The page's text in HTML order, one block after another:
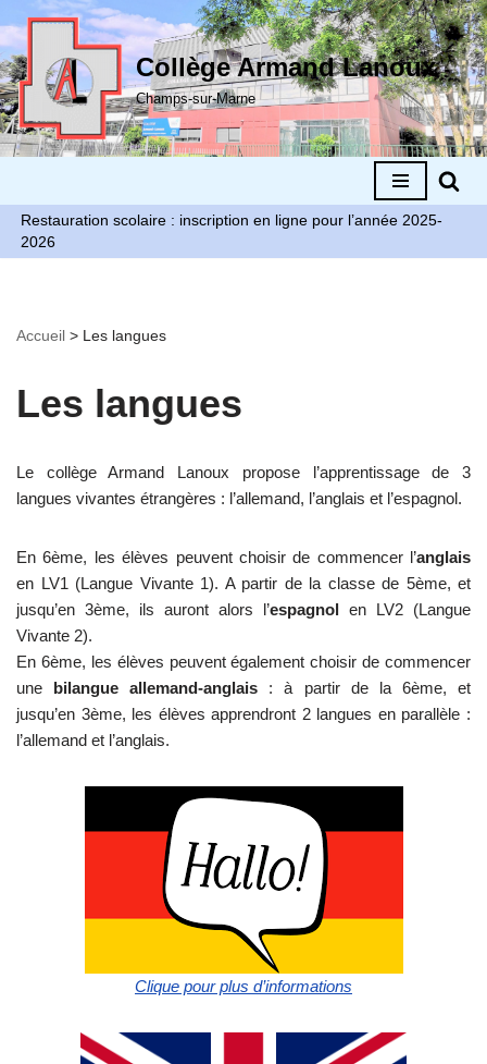
Aller
au
contenu
Collège Armand Lanoux
Champs-sur-Marne
Restauration scolaire : inscription en ligne pour l’année 2025-
2026
Accueil > Les langues
Les langues
Le collège Armand Lanoux propose l’apprentissage de 3
langues vivantes étrangères : l’allemand, l’anglais et l’espagnol.
En 6ème, les élèves peuvent choisir de commencer l’anglais
en LV1 (Langue Vivante 1). A partir de la classe de 5ème, et
jusqu’en 3ème, ils auront alors l’espagnol en LV2 (Langue
Vivante 2).
En 6ème, les élèves peuvent également choisir de commencer
une bilangue allemand-anglais : à partir de la 6ème, et
jusqu’en 3ème, les élèves apprendront 2 langues en parallèle :
l’allemand et l’anglais.
Clique pour plus d’informations